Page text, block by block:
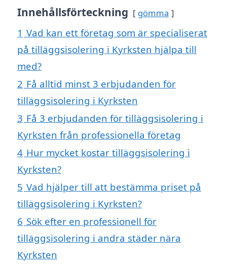
Innehållsförteckning gömma
1 Vad kan ett företag som är specialiserat
på tilläggsisolering i Kyrksten hjälpa till
med?
2 Få alltid minst 3 erbjudanden för
tilläggsisolering i Kyrksten
3 Få 3 erbjudanden för tilläggsisolering i
Kyrksten från professionella företag
4 Hur mycket kostar tilläggsisolering i
Kyrksten?
5 Vad hjälper till att bestämma priset på
tilläggsisolering i Kyrksten?
6 Sök efter en professionell för
tilläggsisolering i andra städer nära
Kyrksten